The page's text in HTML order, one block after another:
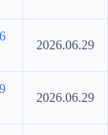
2026.06.29
2026.06.29